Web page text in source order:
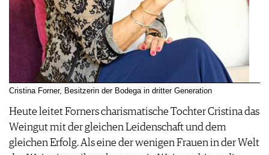
Cristina Forner, Besitzerin der Bodega in dritter Generation
Heute leitet Forners charismatische Tochter Cristina das
Weingut mit der gleichen Leidenschaft und dem
gleichen Erfolg. Als eine der wenigen Frauen in der Welt